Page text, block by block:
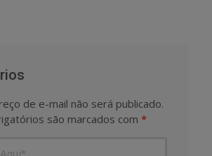
de e-mail não será publicado.
são marcados com *